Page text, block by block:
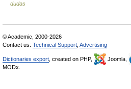
dudas
© Academic, 2000-2026
Contact us: Technical Support Advertising
Dictionaries export , created on PHP, Joomla,
MODx.